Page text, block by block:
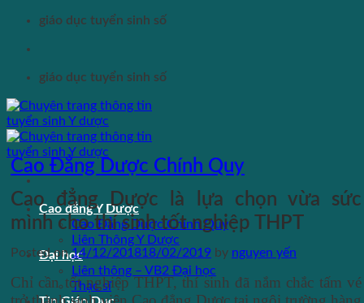
Skip
content
giáo dục tuyển sinh số
giáo dục tuyển sinh số
Cao đẳng Y Dược
Cao Đẳng Dược Chính Quy
Liên Thông Y Dược
Đại học
Liên thông – VB2 Đại học
Thạc sĩ
Cao Đẳng Dược Chính Quy
Cao đẳng Dược là lựa chọn vừa sức
mình cho thí sinh tốt nghiệp THPT
Posted on14/12/201818/02/2019 by nguyen yến
Chỉ cần tốt nghiệp THPT, thí sinh đã nắm chắc tấm vé